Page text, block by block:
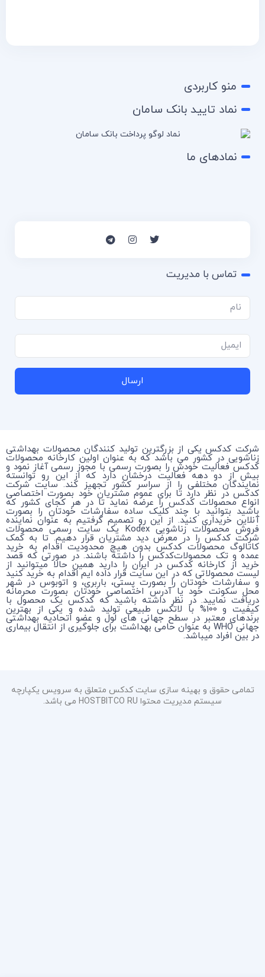
منو کاربردی
نماد تایید بانک سامان
نمادهای ما
تماس با مدیریت
ارسال
شرکت کدکس یکی از بزرگترین تولید کنندگان محصولات بهداشتی
زناشویی در کشور می باشد که به عنوان اولین کارخانه محصولات
کدکس فعالیت خودش را بصورت رسمی با مجوز رسمی آغاز نمود و
بیش از دو دهه فعالیت درخشان دارد که از این رو توانسته
نمایندگان مختلفی را از سراسر کشور تجهیز کند. سایت شرکت
کدکس در نظر دارد تا برای عموم مشتریان خود بصورت اختصاصی
انواع محصولات کدکس را عرضه نماید تا در هر کجای کشور که
باشید بتوانید با چند کلیک ساده سفارشات خودتان را بصورت
آنلاین خریداری کنید. از این رو تصمیم گرفتیم به عنوان نماینده
فروش محصولات زناشویی Kodex یک سایت رسمی محصولات
شرکت کدکس را در معرض دید مشتریان قرار دهیم. تا به کمک
کاتالوگ محصولات کدکس بدون هیچ محدودیت اقدام به خرید
عمده و تک محصولات‌کدکس را داشته باشند. در صورتی که قصد
خرید از کارخانه کدکس در ایران را دارید همین حالا میتوانید از
لیست محصولاتی که در این سایت قرار داده ایم اقدام به خرید کنید
و سفارشات خودتان را بصورت پستی، باربری، و اتوبوس در شهر
محل سکونت خود یا آدرس اختصاصی خودتان بصورت محرمانه
دریافت نمایید. در نظر داشته باشید که کدکس یک محصول با
کیفیت و 100% با لاتکس طبیعی تولید شده و یکی از بهترین
برندهای معتبر در سطح جهانی های لول و عضو اتحادیه بهداشتی
جهانی WHO به عنوان حامی بهداشت برای جلوگیری از انتقال بیماری
در بین افراد میباشد.
تمامی حقوق و بهینه سازی سایت کدکس متعلق به سرویس یکپارچه
سیستم مدیریت محتوا HOSTBITCO RU می باشد.